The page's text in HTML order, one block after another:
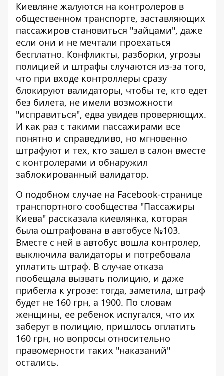
Киевляне жалуются на контролеров в
общественном транспорте, заставляющих
пассажиров становиться "зайцами", даже
если они и не мечтали проехаться
бесплатно. Конфликты, разборки, угрозы
полицией и штрафы случаются из-за того,
что при входе контроллеры сразу
блокируют валидаторы, чтобы те, кто едет
без билета, не имели возможности
"исправиться", едва увидев проверяющих.
И как раз с такими пассажирами все
понятно и справедливо, но мгновенно
штрафуют и тех, кто зашел в салон вместе
с контролерами и обнаружил
заблокированный валидатор.
О подобном случае на Facebook-странице
транспортного сообщества "Пассажиры
Киева" рассказала киевлянка, которая
была оштрафована в автобусе №103.
Вместе с ней в автобус вошла контролер,
выключила валидаторы и потребовала
уплатить штраф. В случае отказа
пообещала вызвать полицию, и даже
прибегла к угрозе: тогда, заметила, штраф
будет не 160 грн, а 1900. По словам
женщины, ее ребенок испугался, что их
заберут в полицию, пришлось оплатить
160 грн, но вопросы относительно
правомерности таких "наказаний"
остались.